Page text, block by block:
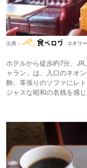
出典： コネリ
ホテルから徒歩約7分、
ャラン」は、入口のネオ
飾、革張りのソファにレ
ジャスな昭和の名残を感